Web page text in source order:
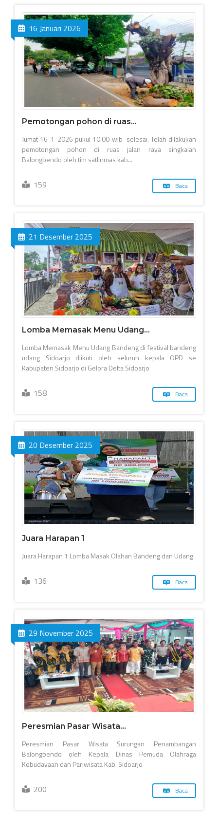
16 Januari 2026
Pemotongan pohon di ruas...
Jumat 16-1-2026 pukul 10.00 wib selesai. Telah dilakukan
pemotongan pohon di ruas jalan raya singkalan
Balongbendo oleh tim satlinmas kab...
159 Baca
21 Desember 2025
Lomba Memasak Menu Udang...
Lomba Memasak Menu Udang Bandeng di festival bandeng
udang Sidoarjo diikuti oleh seluruh kepala OPD se
Kabupaten Sidoarjo di Gelora Delta Sidoarjo
158 Baca
20 Desember 2025
Juara Harapan 1
Juara Harapan 1 Lomba Masak Olahan Bandeng dan Udang
136 Baca
29 November 2025
Peresmian Pasar Wisata...
Peresmian Pasar Wisata Surungan Penambangan
Balongbendo oleh Kepala Dinas Pemuda Olahraga
Kebudayaan dan Pariwisata Kab. Sidoarjo
200 Baca